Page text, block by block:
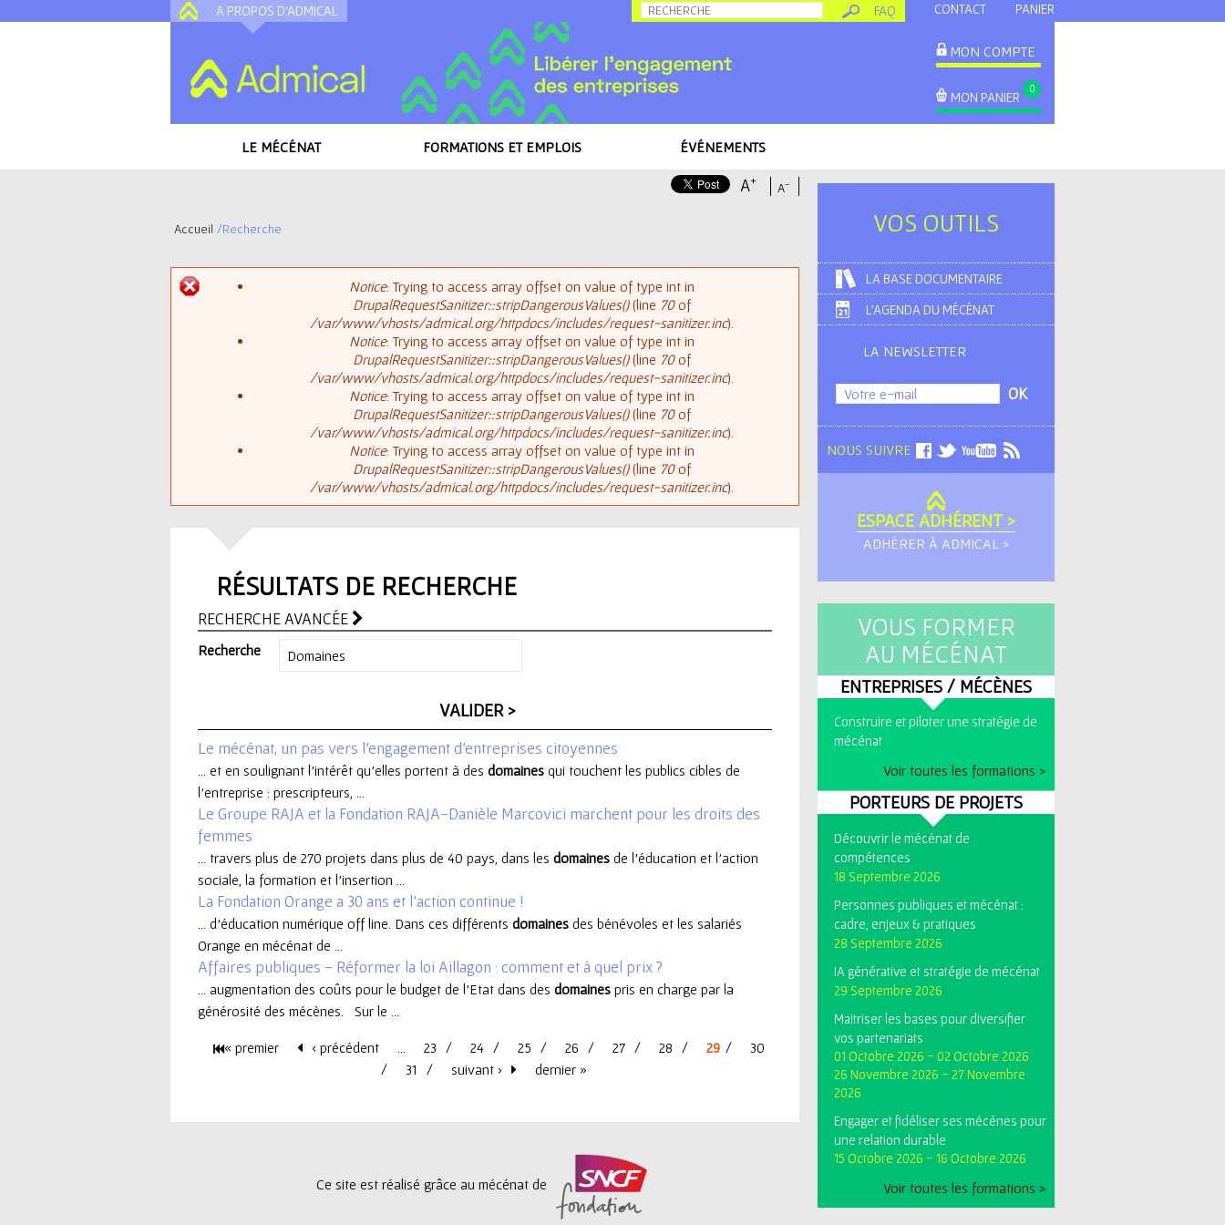
Allez au contenu
A PROPOS D'ADMICAL CONTACT PANIER
FAQ
MON COMPTE
MON PANIER
0
LE MÉCÉNAT FORMATIONS ET EMPLOIS ÉVÉNEMENTS
A-
A+
Accueil /Recherche
e
d
r
r
e
u
r
Notice: Trying to access array offset on value of type int in
DrupalRequestSanitizer::stripDangerousValues()(line 70of
/var/www/vhosts/admical.org/httpdocs/includes/request-sanitizer.inc).
Notice: Trying to access array offset on value of type int in
DrupalRequestSanitizer::stripDangerousValues()(line 70of
/var/www/vhosts/admical.org/httpdocs/includes/request-sanitizer.inc).
Notice: Trying to access array offset on value of type int in
DrupalRequestSanitizer::stripDangerousValues()(line 70of
/var/www/vhosts/admical.org/httpdocs/includes/request-sanitizer.inc).
Notice: Trying to access array offset on value of type int in
DrupalRequestSanitizer::stripDangerousValues()(line 70of
/var/www/vhosts/admical.org/httpdocs/includes/request-sanitizer.inc).
RÉSULTATS DE RECHERCHE
RECHERCHE AVANCÉE
Recherche
Le mécénat, un pas vers l'engagement d'entreprises citoyennes
... et en soulignant l’intérêt qu’elles portent à des domaines qui touchent les publics cibles de
l’entreprise : prescripteurs, ...
Le Groupe RAJA et la Fondation RAJA-Danièle Marcovici marchent pour les droits des
femmes
... travers plus de 270 projets dans plus de 40 pays, dans les domaines de l’éducation et l’action
sociale, la formation et l’insertion ...
La Fondation Orange a 30 ans et l’action continue !
... d’éducation numérique off line. Dans ces différents domaines des bénévoles et les salariés
Orange en mécénat de ...
Affaires publiques - Réformer la loi Aillagon : comment et à quel prix ?
... augmentation des coûts pour le budget de l'Etat dans des domaines pris en charge par la
générosité des mécènes. Sur le ...
« premier ‹ précédent 23 24 25 26 27 28 29
30
31
suivant › dernier »
Ce site est réalisé grâce au mécénat de
VOS OUTILS
LA BASE DOCUMENTAIRE
L'AGENDA DU MÉCÉNAT
LA NEWSLETTER
NOUS SUIVRE
ESPACE ADHÉRENT >
ADHÉRER À ADMICAL >
VOUS FORMER
AU MÉCÉNAT
ENTREPRISES / MÉCÈNES
Construire et piloter une stratégie de
mécénat
Voir toutes les formations >
PORTEURS DE PROJETS
Découvrir le mécénat de
compétences
18 Septembre 2026
Personnes publiques et mécénat :
cadre, enjeux & pratiques
28 Septembre 2026
IA générative et stratégie de mécénat
29 Septembre 2026
Maitriser les bases pour diversifier
vos partenariats
01 Octobre 2026 - 02 Octobre 2026
26 Novembre 2026 - 27 Novembre
2026
Engager et fidéliser ses mécénes pour
une relation durable
15 Octobre 2026 - 16 Octobre 2026
Voir toutes les formations >